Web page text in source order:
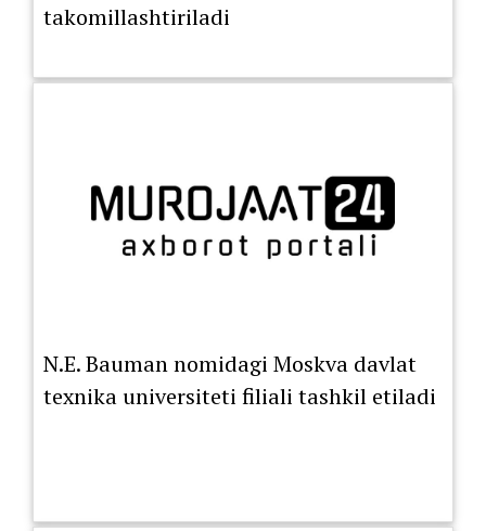
takomillashtiriladi
N.E. Bauman nomidagi Moskva davlat
texnika universiteti filiali tashkil etiladi